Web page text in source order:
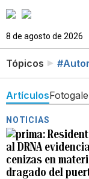
8 de agosto de 2026
Tópicos
Artículos
NOTICIAS
al DRNA
cenizas en
dragado del